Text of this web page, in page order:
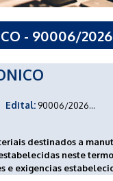
- 90006/
Edital: 90006/2026...
destinados a
neste
e exigencias